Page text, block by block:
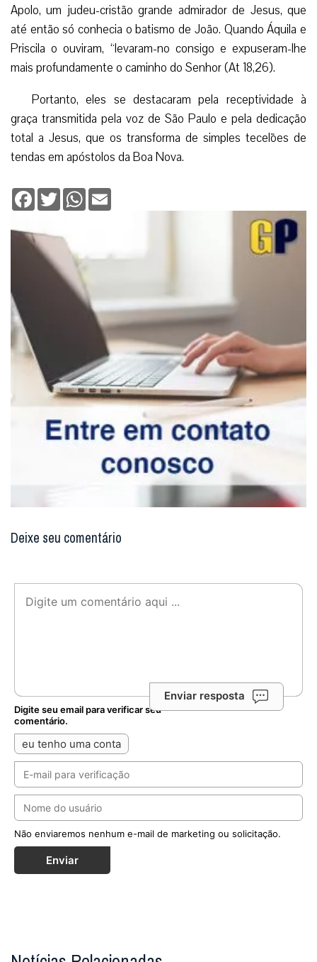
Apolo, um judeu-cristão grande admirador de Jesus, que
até então só conhecia o batismo de João. Quando Áquila e
Priscila o ouviram, “levaram-no consigo e expuseram-lhe
mais profundamente o caminho do Senhor (At 18,26).
Portanto, eles se destacaram pela receptividade à
graça transmitida pela voz de São Paulo e pela dedicação
total a Jesus, que os transforma de simples tecelões de
tendas em apóstolos da Boa Nova.
Facebook
TwitterWhatsApp
Deixe seu comentário
Enviar resposta
Digite seu email para verificar seu
comentário.
eu tenho uma conta
Não enviaremos nenhum e-mail de marketing ou solicitação.
Enviar